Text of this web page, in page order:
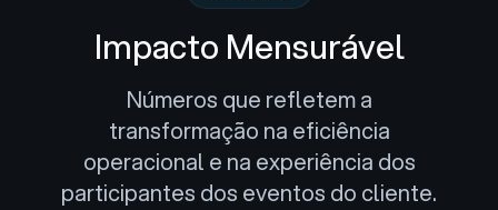
Impacto Mensurável
Números que refletem a
transformação na eficiência
operacional e na experiência dos
participantes dos eventos do cliente.